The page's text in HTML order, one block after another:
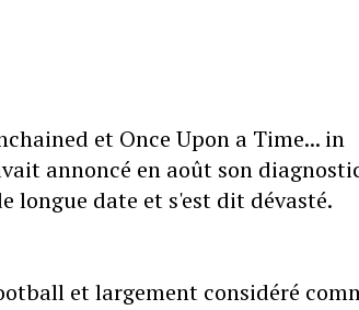
et Once Upon a Time... in
annoncé en août son
longue date et s'est dit dévasté.
et largement considéré